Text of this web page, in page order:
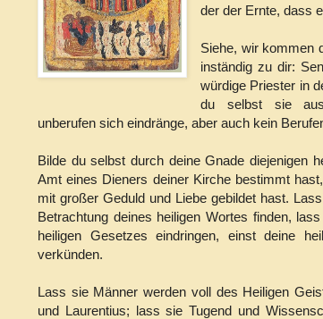
der der Ernte, dass
Siehe, wir kommen
inständig zu dir:
würdige Priester in
du selbst sie
unberufen sich eindränge, aber auch kein
Bilde du selbst durch deine Gnade diejenigen
Amt eines Dieners deiner Kirche bestimmt
mit großer Geduld und Liebe gebildet hast.
Betrachtung deines heiligen Wortes finden,
heiligen Gesetzes eindringen, einst deine
verkünden.
Lass sie Männer werden voll des Heiligen
und Laurentius; lass sie Tugend und